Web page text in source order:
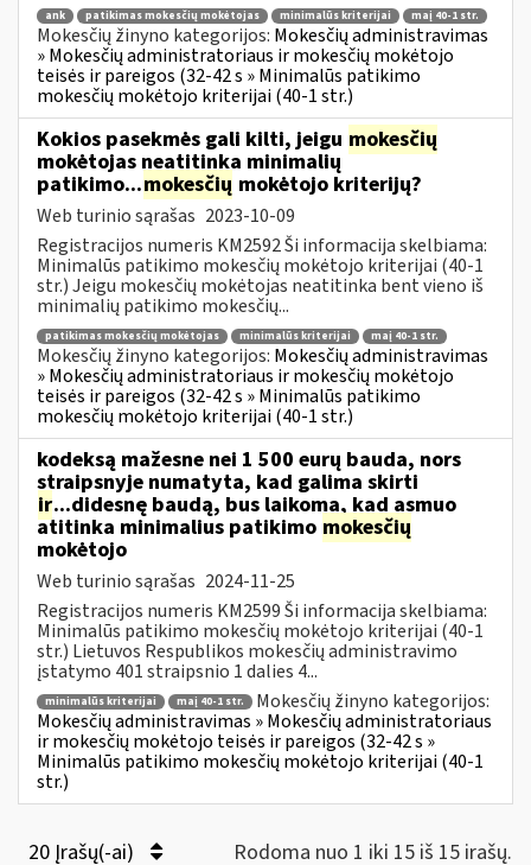
ank patikimas mokesčių mokėtojas minimalūs kriterijai maį 40-1 str.
Mokesčių žinyno kategorijos: Mokesčių administravimas
» Mokesčių administratoriaus ir mokesčių mokėtojo
teisės ir pareigos (32-42 s » Minimalūs patikimo
mokesčių mokėtojo kriterijai (40-1 str.)
Kokios pasekmės gali kilti, jeigu mokesčių
mokėtojas neatitinka minimalių
patikimo...mokesčių mokėtojo kriterijų?
Web turinio sąrašas 2023-10-09
Registracijos numeris KM2592 Ši informacija skelbiama:
Minimalūs patikimo mokesčių mokėtojo kriterijai (40-1
str.) Jeigu mokesčių mokėtojas neatitinka bent vieno iš
minimalių patikimo mokesčių...
patikimas mokesčių mokėtojas minimalūs kriterijai maį 40-1 str.
Mokesčių žinyno kategorijos: Mokesčių administravimas
» Mokesčių administratoriaus ir mokesčių mokėtojo
teisės ir pareigos (32-42 s » Minimalūs patikimo
mokesčių mokėtojo kriterijai (40-1 str.)
kodeksą mažesne nei 1 500 eurų bauda, nors
straipsnyje numatyta, kad galima skirti
ir...didesnę baudą, bus laikoma, kad asmuo
atitinka minimalius patikimo mokesčių
mokėtojo
Web turinio sąrašas 2024-11-25
Registracijos numeris KM2599 Ši informacija skelbiama:
Minimalūs patikimo mokesčių mokėtojo kriterijai (40-1
str.) Lietuvos Respublikos mokesčių administravimo
įstatymo 401 straipsnio 1 dalies 4...
minimalūs kriterijai maį 40-1 str.
Mokesčių žinyno kategorijos:
Mokesčių administravimas » Mokesčių administratoriaus
ir mokesčių mokėtojo teisės ir pareigos (32-42 s »
Minimalūs patikimo mokesčių mokėtojo kriterijai (40-1
str.)
20 Įrašų(-ai) Rodoma nuo 1 iki 15 iš 15 irašų.